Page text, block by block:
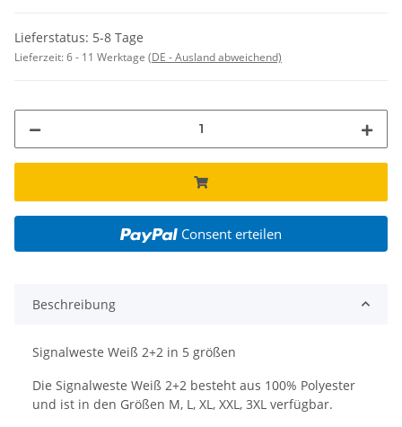
Lieferstatus: 5-8 Tage
Lieferzeit:6 - 11 Werktage (DE - Ausland abweichend)
Consent erteilen
Beschreibung
Signalweste Weiß 2+2 in 5 größen
Die Signalweste Weiß 2+2 besteht aus 100% Polyester
und ist in den Größen M, L, XL, XXL, 3XL verfügbar.